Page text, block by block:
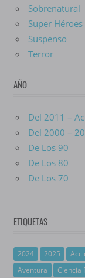
Sobrenatural
Super Héroes
Suspenso
Terror
AÑO
Del 2011 –
Del 2000 –
De Los 90
De Los 80
De Los 70
ETIQUETAS
2024 2025
Aventura
Ciencia